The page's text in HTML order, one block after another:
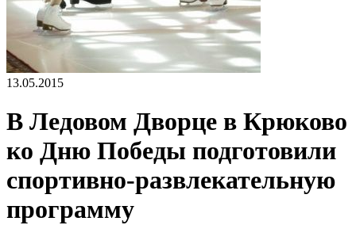
13.05.2015
В Ледовом Дворце в Крюково
ко Дню Победы подготовили
спортивно-развлекательную
программу